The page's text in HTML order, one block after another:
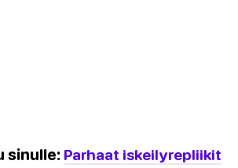
sinulle: Parhaat iskeilyrepliikit